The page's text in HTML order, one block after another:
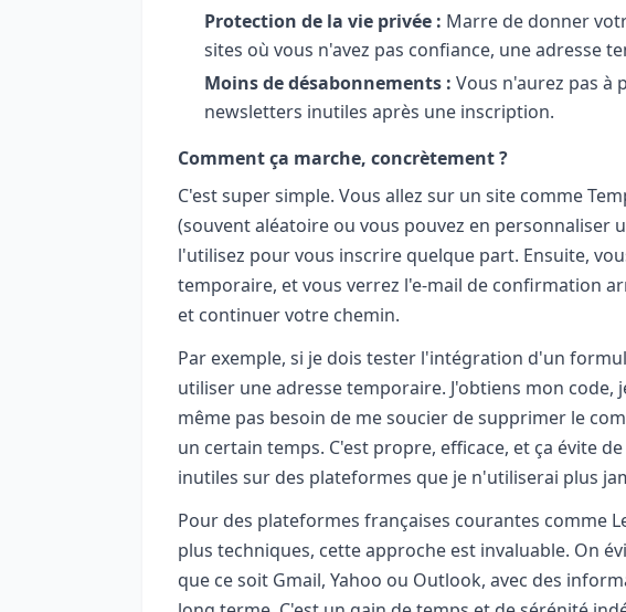
Protection de la vie privée : Marre de donner
sites où vous n'avez pas confiance, une adresse
Moins de désabonnements : Vous n'aurez pas à
newsletters inutiles après une inscription.
Comment ça marche, concrètement ?
C'est super simple. Vous allez sur un site comme
(souvent aléatoire ou vous pouvez en personnaliser
l'utilisez pour vous inscrire quelque part. Ensuite,
temporaire, et vous verrez l'e-mail de confirmation
et continuer votre chemin.
Par exemple, si je dois tester l'intégration d'un
utiliser une adresse temporaire. J'obtiens mon code,
même pas besoin de me soucier de supprimer le
un certain temps. C'est propre, efficace, et ça évite
inutiles sur des plateformes que je n'utiliserai plus
Pour des plateformes françaises courantes comme
plus techniques, cette approche est invaluable. On
que ce soit Gmail, Yahoo ou Outlook, avec des